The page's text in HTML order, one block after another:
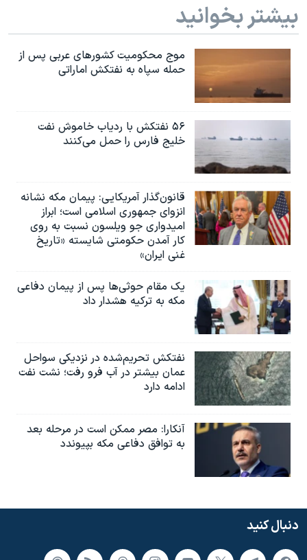
بیشتر بخوانید
موج محکومیت کشورهای عربی پس از
حمله سپاه به نفتکش اماراتی
۵۶ نفتکش با ردیاب خاموش نفت
خلیج فارس را حمل می‌کنند
قانون‌گذار آمریکایی: پیمان مکه نشانه
انزوای جمهوری اسلامی است؛ ابراز
امیدواری جو ویلسون نسبت به روی
کار آمدن حکومتی شایسته «تاریخ
غنی ایران»
یک مقام حوثی‌ها پس از پیمان دفاعی
مکه به ترکیه هشدار داد
نفتکش تحریم‌شده در نزدیکی سواحل
عمان بیشتر در آب فرو رفت؛ نشت نفت
ادامه دارد
آنکارا: مصر ممکن است در مرحله بعد
به توافق دفاعی مکه بپیوندد
دنبال کنید